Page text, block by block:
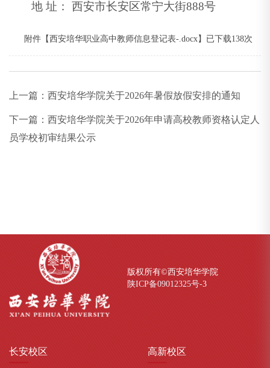
地 址： 西安市长安区常宁大街888号
附件【 西安培华职业高中教师信息登记表-.docx】已下载138次
上一篇： 西安培华学院关于2026年暑假放假安排的通知
下一篇： 西安培华学院关于2026年申请高校教师资格认定人
员学校初审结果公示
版权所有©西安培华学院
陕ICP备09012325号-3
长安校区 高新校区